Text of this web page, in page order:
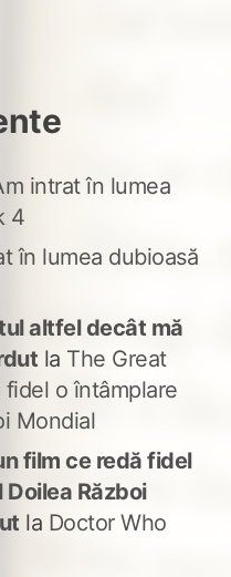
intrat în lumea
4
în lumea dubioasă
altfel decât mă
la The Great
fidel o întâmplare
Mondial
film ce redă fidel
Război
la Doctor Who